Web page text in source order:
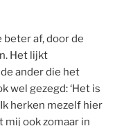
beter af, door de
Het lijkt
ander die het
wel gezegd: ‘Het is
herken mezelf hier
mij ook zomaar in